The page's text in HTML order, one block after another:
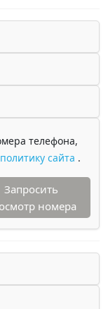
телефона,
сайта .
Запросить
номера